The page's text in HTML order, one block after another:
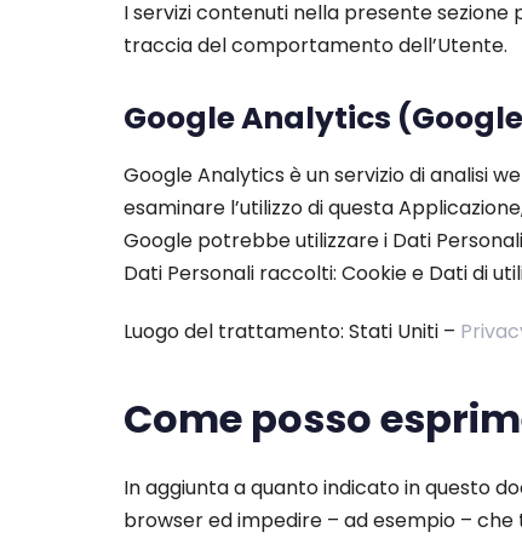
I servizi contenuti nella presente
traccia del comportamento dell’Utente.
Google Analytics
Google Analytics è un servizio di analisi
esaminare l’utilizzo di questa
Google potrebbe utilizzare i Dati
Dati Personali raccolti: Cookie e Dati di
Luogo del trattamento: Stati Uniti –
Come posso
In aggiunta a quanto indicato in questo
browser ed impedire – ad esempio –